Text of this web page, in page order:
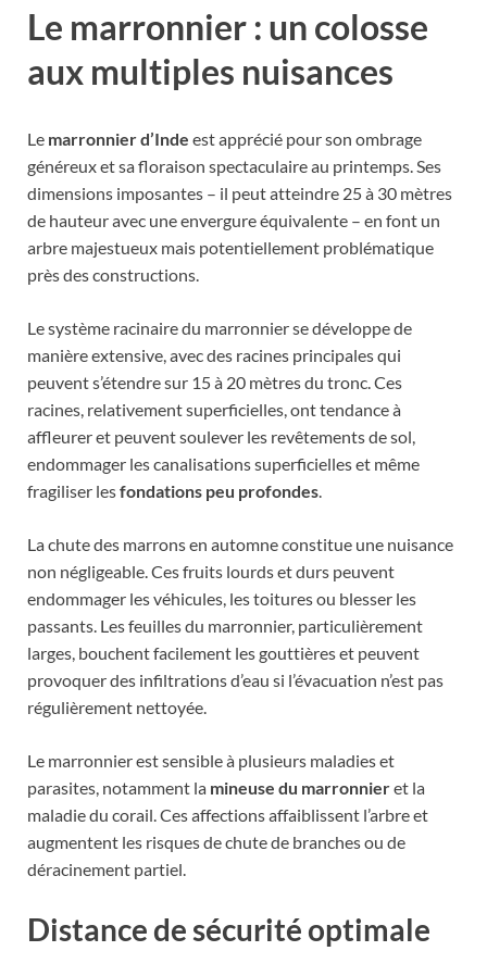
Le marronnier : un colosse
aux multiples nuisances
Le marronnier d’Inde est apprécié pour son ombrage
généreux et sa floraison spectaculaire au printemps. Ses
dimensions imposantes – il peut atteindre 25 à 30 mètres
de hauteur avec une envergure équivalente – en font un
arbre majestueux mais potentiellement problématique
près des constructions.
Le système racinaire du marronnier se développe de
manière extensive, avec des racines principales qui
peuvent s’étendre sur 15 à 20 mètres du tronc. Ces
racines, relativement superficielles, ont tendance à
affleurer et peuvent soulever les revêtements de sol,
endommager les canalisations superficielles et même
fragiliser lesfondations peu profondes
La chute des marrons en automne constitue une nuisance
non négligeable. Ces fruits lourds et durs peuvent
endommager les véhicules, les toitures ou blesser les
passants. Les feuilles du marronnier, particulièrement
larges, bouchent facilement les gouttières et peuvent
provoquer des infiltrations d’eau si l’évacuation n’est pas
régulièrement nettoyée.
Le marronnier est sensible à plusieurs maladies et
parasites, notamment la mineuse du marronnieret la
maladie du corail. Ces affections affaiblissent l’arbre et
augmentent les risques de chute de branches ou de
déracinement partiel.
Distance de sécurité optimale